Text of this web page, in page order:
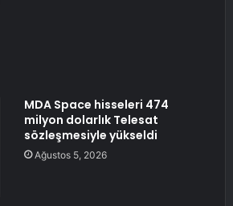
MDA Space hisseleri 474
milyon dolarlık Telesat
sözleşmesiyle yükseldi
Ağustos 5, 2026